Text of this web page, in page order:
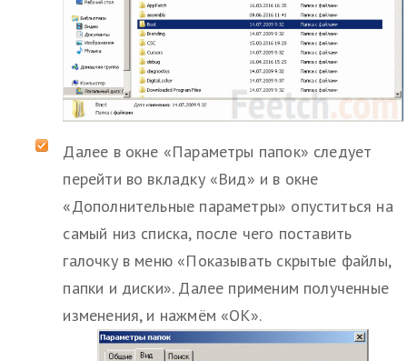
Далее в окне «Параметры папок» следует
перейти во вкладку «Вид» и в окне
«Дополнительные параметры» опуститься на
самый низ списка, после чего поставить
галочку в меню «Показывать скрытые файлы,
папки и диски». Далее применим полученные
изменения, и нажмём «ОК».